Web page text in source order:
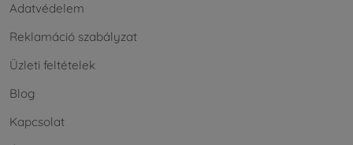
Adatvédelem
Reklamáció szabályzat
Üzleti feltételek
Blog
Kapcsolat